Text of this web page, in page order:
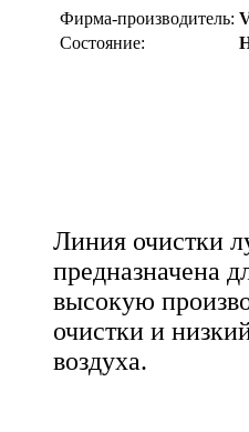
Фирма-производитель:
Состояние:
Линия очистки
предназначена
высокую
очистки и
воздуха.